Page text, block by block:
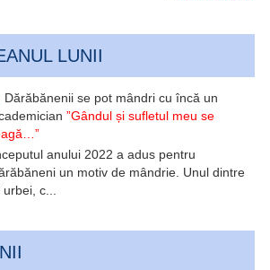
LUNII
Dărăbănenii se pot mândri cu încă un
”Gândul și sufletul meu se
anului 2022 a adus pentru
un motiv de mândrie. Unul dintre
urbei, c...